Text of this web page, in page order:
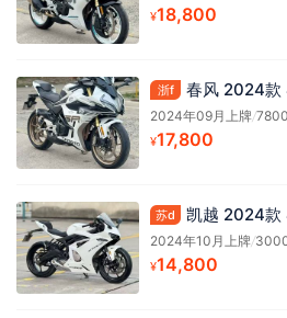
¥18,800
浙f 春风 2024
2024年09月上牌/
¥17,800
苏d 凯越 2024款
2024年10月上牌/
¥14,800